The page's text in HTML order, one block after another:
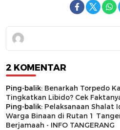
2 KOMENTAR
Ping-balik: Benarkah Torpedo
Tingkatkan Libido? Cek
Ping-balik: Pelaksanaan Shalat
Warga Binaan di Rutan 1
Berjamaah - INFO TANGERANG